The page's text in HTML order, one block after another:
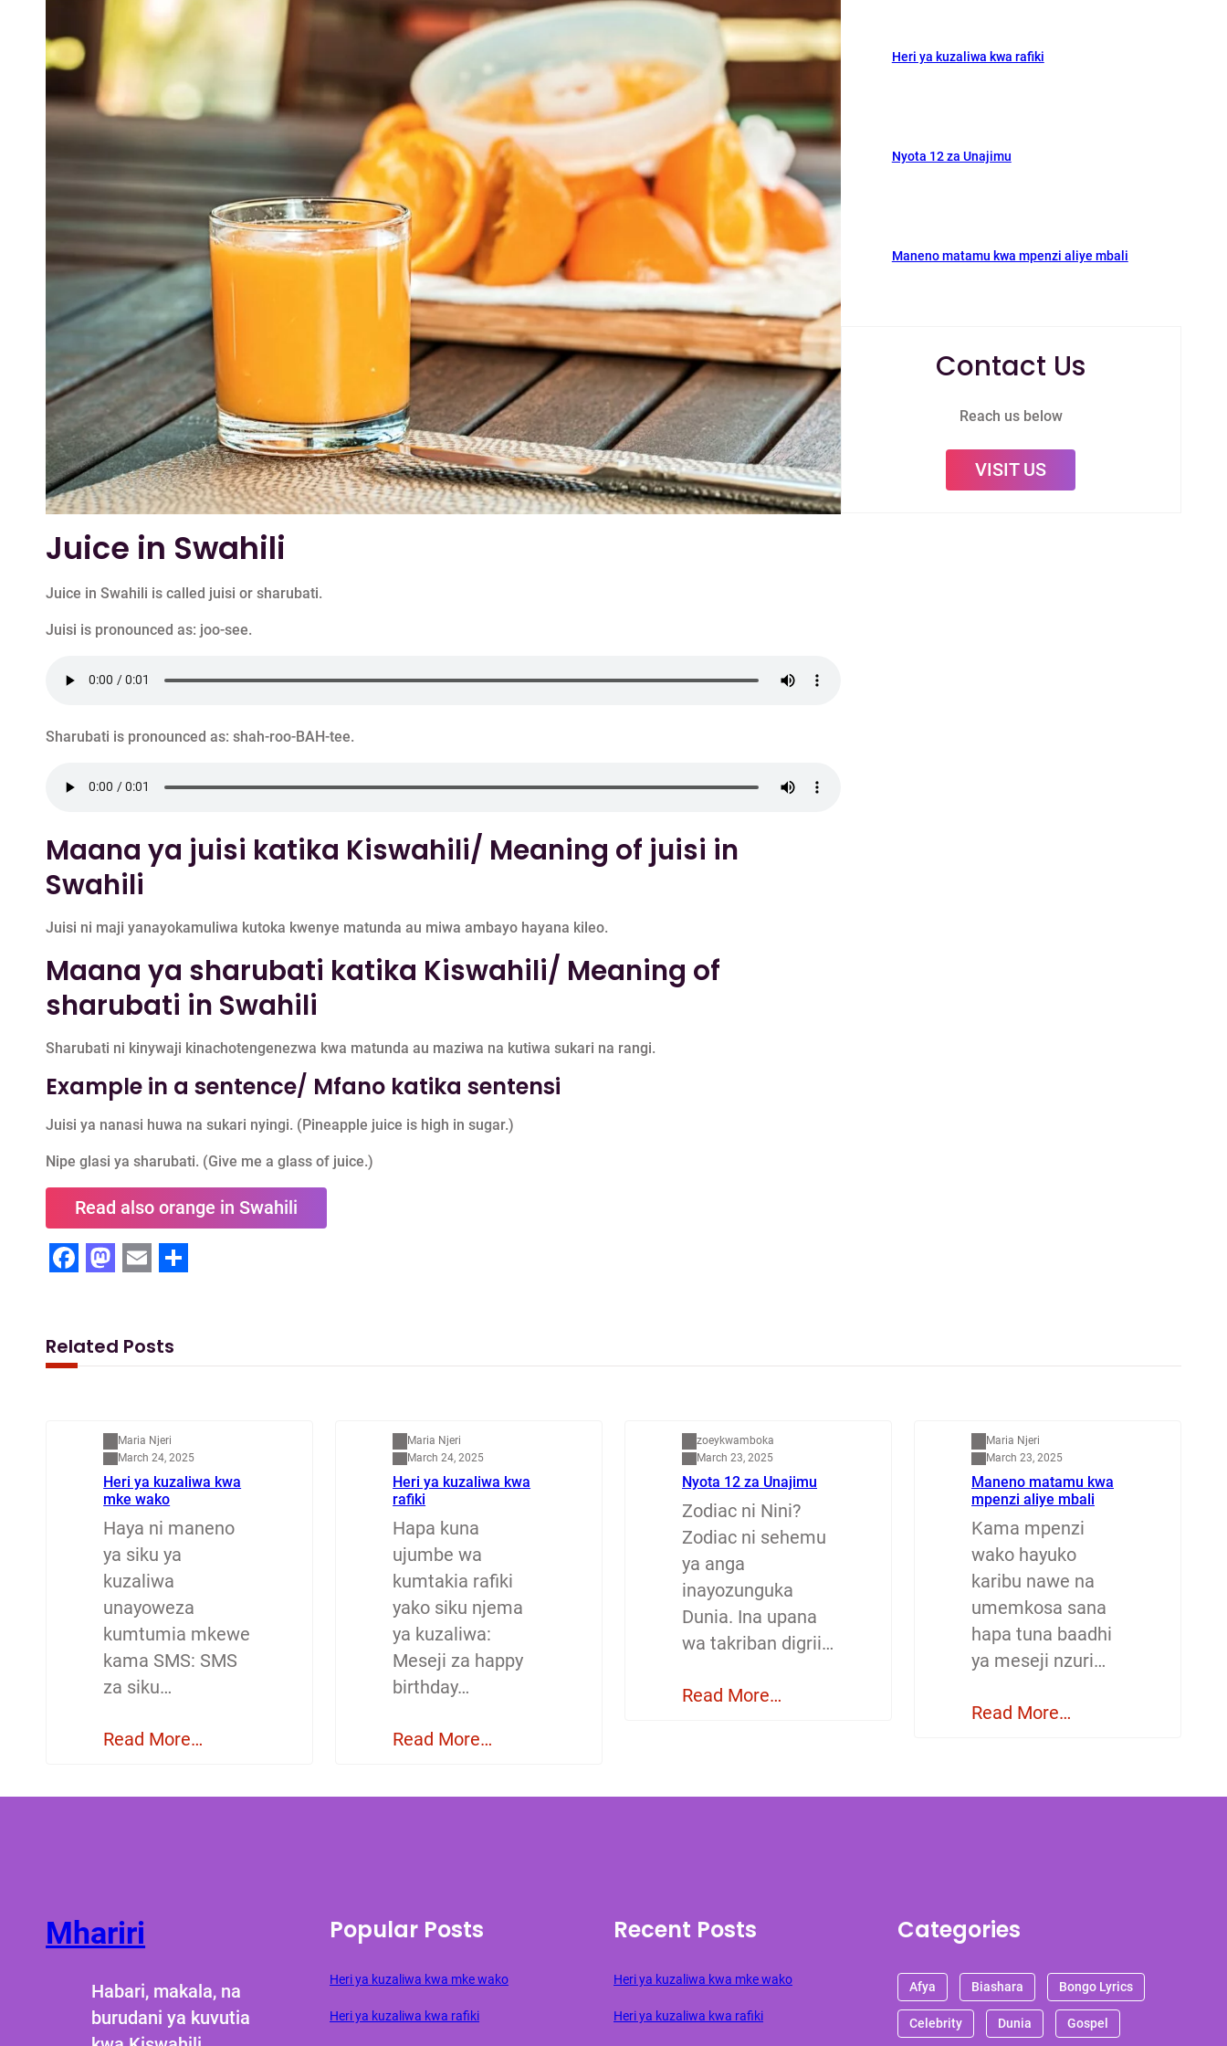
Juice in Swahili
Juice in Swahili is called juisi or sharubati.
Juisi is pronounced as: joo-see.
Sharubati is pronounced as: shah-roo-BAH-tee.
Maana ya juisi katika Kiswahili/ Meaning of juisi in
Swahili
Juisi ni maji yanayokamuliwa kutoka kwenye matunda au miwa ambayo hayana kileo.
Maana ya sharubati katika Kiswahili/ Meaning of
sharubati in Swahili
Sharubati ni kinywaji kinachotengenezwa kwa matunda au maziwa na kutiwa sukari na rangi.
Example in a sentence/ Mfano katika sentensi
Juisi ya nanasi huwa na sukari nyingi. (Pineapple juice is high in sugar.)
Nipe glasi ya sharubati. (Give me a glass of juice.)
Read also orange in Swahili
c
e
s
t
a
i
a
r
Heri ya kuzaliwa kwa rafiki
Nyota 12 za Unajimu
Maneno matamu kwa mpenzi aliye mbali
Contact Us
Reach us below
VISIT US
Related Posts
Maria Njeri
March 24, 2025
Heri ya kuzaliwa kwa
mke wako
Haya ni maneno
ya siku ya
kuzaliwa
unayoweza
kumtumia mkewe
kama SMS: SMS
za siku…
Read More…
Maria Njeri
March 24, 2025
Heri ya kuzaliwa kwa
rafiki
Hapa kuna
ujumbe wa
kumtakia rafiki
yako siku njema
ya kuzaliwa:
Meseji za happy
birthday…
Read More…
zoeykwamboka
March 23, 2025
Nyota 12 za Unajimu
Zodiac ni Nini?
Zodiac ni sehemu
ya anga
inayozunguka
Dunia. Ina upana
wa takriban digrii…
Read More…
Maria Njeri
March 23, 2025
Maneno matamu kwa
mpenzi aliye mbali
Kama mpenzi
wako hayuko
karibu nawe na
umemkosa sana
hapa tuna baadhi
ya meseji nzuri…
Read More…
Mhariri
Habari, makala, na
burudani ya kuvutia
Popular Posts
Heri ya kuzaliwa kwa mke wako
Heri ya kuzaliwa kwa rafiki
Recent Posts
Heri ya kuzaliwa kwa mke wako
Heri ya kuzaliwa kwa rafiki
Categories
Afya Biashara Bongo Lyrics
Celebrity Dunia Gospel